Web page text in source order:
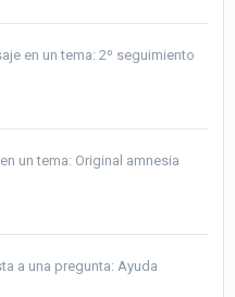
en un tema: 2º seguimiento
un tema: Original amnesia
a una pregunta: Ayuda